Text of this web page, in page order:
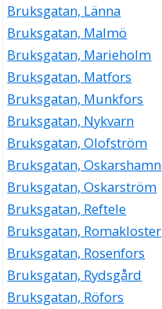
Bruksgatan, Länna
Bruksgatan, Malmö
Bruksgatan, Marieholm
Bruksgatan, Matfors
Bruksgatan, Munkfors
Bruksgatan, Nykvarn
Bruksgatan, Olofström
Bruksgatan, Oskarshamn
Bruksgatan, Oskarström
Bruksgatan, Reftele
Bruksgatan, Romakloster
Bruksgatan, Rosenfors
Bruksgatan, Rydsgård
Bruksgatan, Röfors